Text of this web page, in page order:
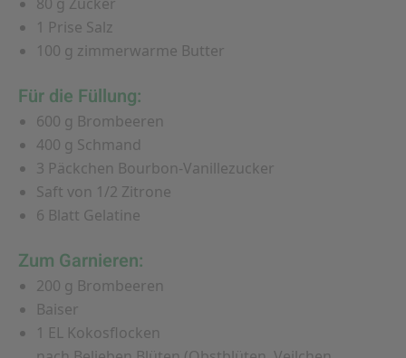
1 Prise Salz
100 g zimmerwarme Butter
Für die Füllung:
600 g Brombeeren
400 g Schmand
3 Päckchen Bourbon-Vanillezucker
Saft von 1/2 Zitrone
6 Blatt Gelatine
Zum Garnieren:
200 g Brombeeren
Baiser
1 EL Kokosflocken